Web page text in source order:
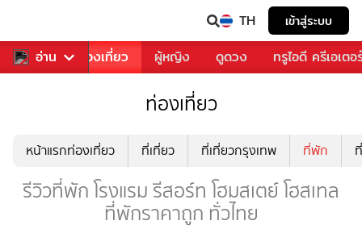
TH เข้าสู่ระบบ
อ่าน
อาหาร ท่องเที่ยว ผู้หญิง ดูดวง ทรูไอดี ครีเอเตอ
ท่องเที่ยว
หน้าแรกท่องเที่ยว ที่เที่ยว ที่เที่ยวกรุงเทพ ที่พัก
รีวิวที่พัก โรงแรม รีสอร์ท โฮมสเตย์ โฮสเทล
ที่พักราคาถูก ทั่วไทย